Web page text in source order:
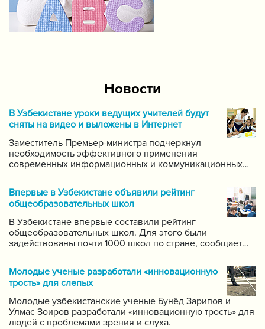
Новости
В Узбекистане уроки ведущих учителей будут
сняты на видео и выложены в Интернет
Заместитель Премьер-министра подчеркнул
необходимость эффективного применения
современных информационных и коммуникационных
систему для размещения в интернете видео-уроков
самых ведущих учителей по каждому предмету.
Впервые в Узбекистане объявили рейтинг
общеобразовательных школ
В Узбекистане впервые составили рейтинг
общеобразовательных школ. Для этого были
задействованы почти 1000 школ по стране, сообщает
за качеством образования при Кабинете Министров
Республики Узбекистан.
Молодые ученые разработали «инновационную
трость» для слепых
Молодые узбекистанские ученые Бунёд Зарипов и
Улмас Зоиров разработали «инновационную трость» для
людей с проблемами зрения и слуха.